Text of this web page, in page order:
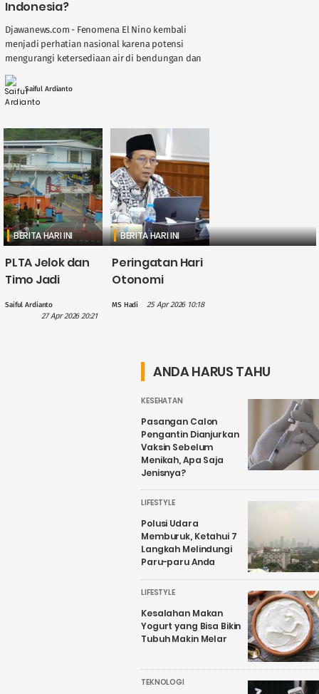
Indonesia?
Djawanews.com - Fenomena El Nino kembali
menjadi perhatian nasional karena potensi
mengurangi ketersediaan air di bendungan dan
Pembangkit Listrik Tenaga Air ( ....
Saiful Ardianto
BERITA HARI INI
PLTA Jelok dan
Timo Jadi
dalam
Saiful Ardianto
27 Apr 2026 20:21
BERITA HARI INI
Peringatan Hari
Otonomi
Hilmy: Hak
Sekadar
Wacana
MS Hadi 25 Apr 2026 10:18
ANDA HARUS TAHU
KESEHATAN
Pasangan Calon
Pengantin Dianjurkan
Vaksin Sebelum
Menikah, Apa Saja
Jenisnya?
LIFESTYLE
Polusi Udara
Memburuk, Ketahui 7
Langkah Melindungi
Paru-paru Anda
LIFESTYLE
Kesalahan Makan
Yogurt yang Bisa Bikin
Tubuh Makin Melar
TEKNOLOGI